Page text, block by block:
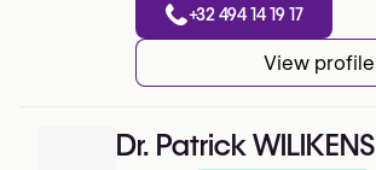
+32 494 14 19 17
View profile
Dr. Patrick WILIKENS